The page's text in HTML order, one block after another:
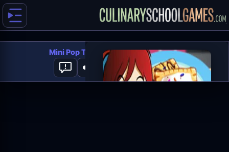
Mini Pop Tarts: Sara's Cooking Class
0